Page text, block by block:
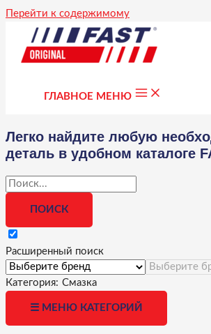
Перейти к содержимому
ГЛАВНОЕ МЕНЮ
Легко найдите любую
деталь в удобном каталоге
Расширенный поиск
Категория: Смазка
☰ МЕНЮ КАТЕГОРИЙ